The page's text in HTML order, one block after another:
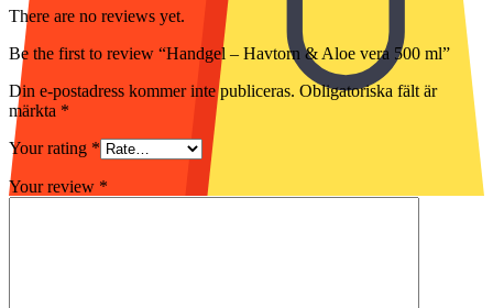
There are no reviews yet.
Be the first to review “Handgel – Havtorn & Aloe vera 500 ml”
Din e-postadress kommer inte publiceras. Obligatoriska fält är
märkta *
Your rating *
Your review *